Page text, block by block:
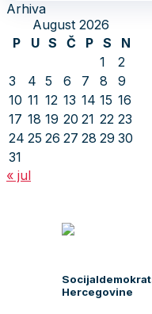
Arhiva
August 2026
P
U S Č P S
N
1
2
3
4 5 6 7 8
9
10 11 12 13 14 15 16
17 18 19 20 21 22 23
24 25 26 27 28 29 30
31
« jul
Hercegovine